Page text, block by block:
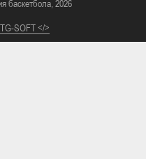
баскетбола, 2026
SOFT </>